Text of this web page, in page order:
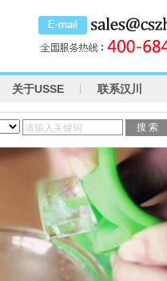
关于USSE 联系汉川
请输入关键词